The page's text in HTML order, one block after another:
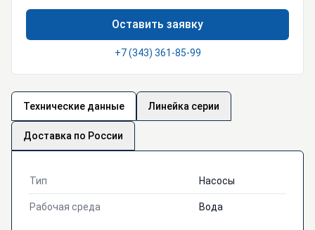
Оставить заявку
+7 (343) 361-85-99
Технические данные Линейка серии
Доставка по России
Тип Насосы
Рабочая среда Вода